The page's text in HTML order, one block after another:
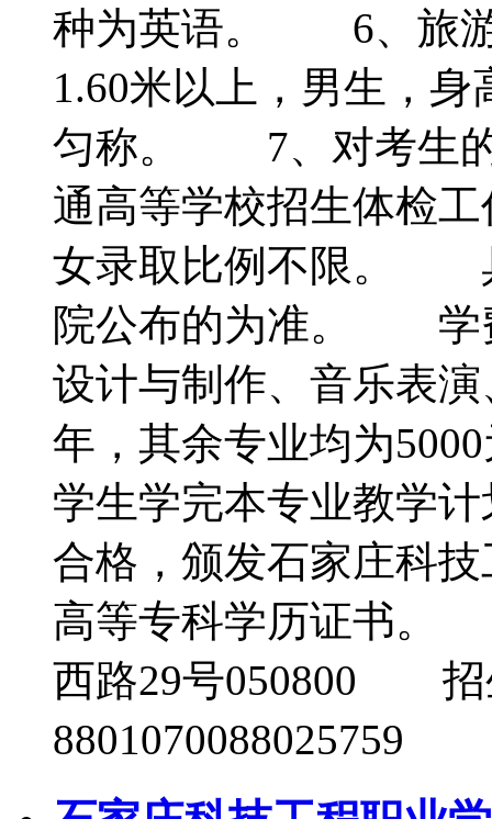
种为英语。 6、旅游
1.60米以上，男生，
匀称。 7、对考生的
通高等学校招生体检
女录取比例不限。
院公布的为准。 学
设计与制作、音乐表
年，其余专业均为
学生学完本专业教学
合格，颁发石家庄科
高等专科学历证书。
西路29号050800 招
8801070088025759